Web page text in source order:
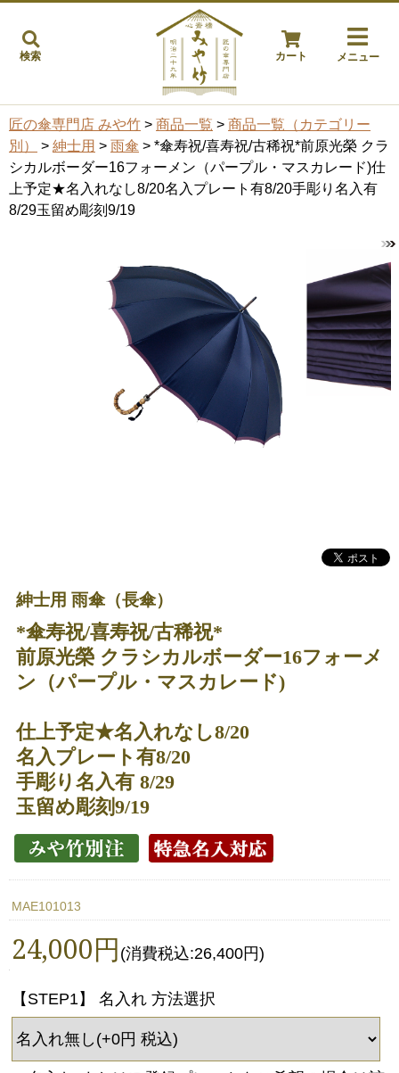
検索 カート メニュー
匠の傘専門店 みや竹 > 商品一覧 > 商品一覧（カテゴリー
別）
> 紳士用 > 雨傘 > *傘寿祝/喜寿祝/古稀祝*前原光榮 クラ
シカルボーダー16フォーメン（パープル・マスカレード)仕
上予定★名入れなし8/20名入プレート有8/20手彫り名入有
8/29玉留め彫刻9/19
紳士用 雨傘（長傘）
*傘寿祝/喜寿祝/古稀祝*
前原光榮 クラシカルボーダー16フォーメ
ン（パープル・マスカレード)
仕上予定★名入れなし8/20
名入プレート有8/20
手彫り名入有 8/29
玉留め彫刻9/19
MAE101013
24,000円 (消費税込:26,400円)
【STEP1】 名入れ 方法選択